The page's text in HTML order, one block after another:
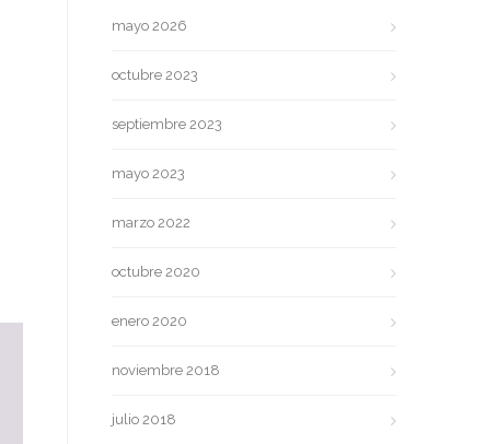
mayo 2026
octubre 2023
septiembre 2023
mayo 2023
marzo 2022
octubre 2020
enero 2020
noviembre 2018
julio 2018